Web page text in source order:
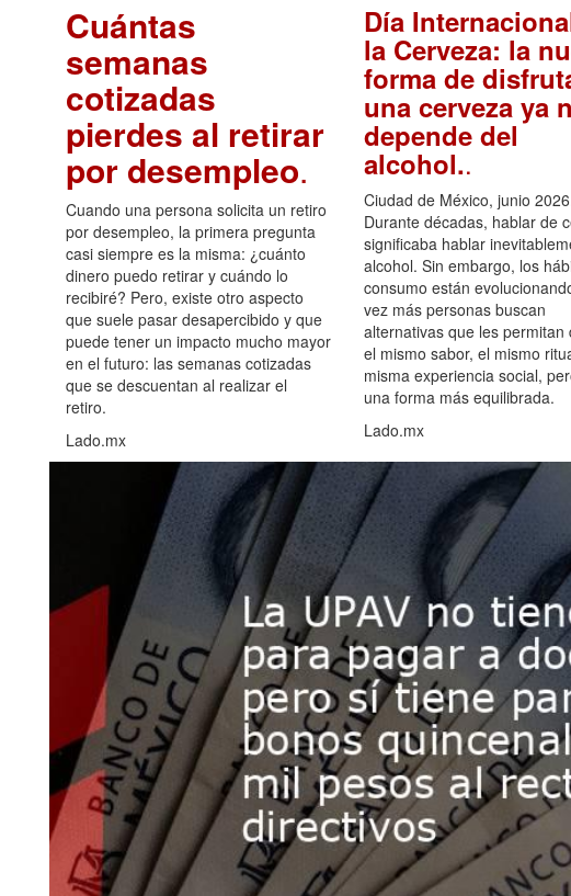
Cuántas
semanas
cotizadas
pierdes al retirar
por desempleo.
Cuando una persona solicita un retiro
por desempleo, la primera pregunta
casi siempre es la misma: ¿cuánto
dinero puedo retirar y cuándo lo
recibiré? Pero, existe otro aspecto
que suele pasar desapercibido y que
puede tener un impacto mucho mayor
en el futuro: las semanas cotizadas
que se descuentan al realizar el
retiro.
Lado.mx
Día
la Cerveza: la
forma de
una cerveza ya
depende del
alcohol..
Ciudad de México, junio
Durante décadas, hablar de
significaba hablar
alcohol. Sin embargo, los
consumo están
vez más personas buscan
alternativas que les permitan
el mismo sabor, el mismo
misma experiencia social,
una forma más equilibrada.
Lado.mx